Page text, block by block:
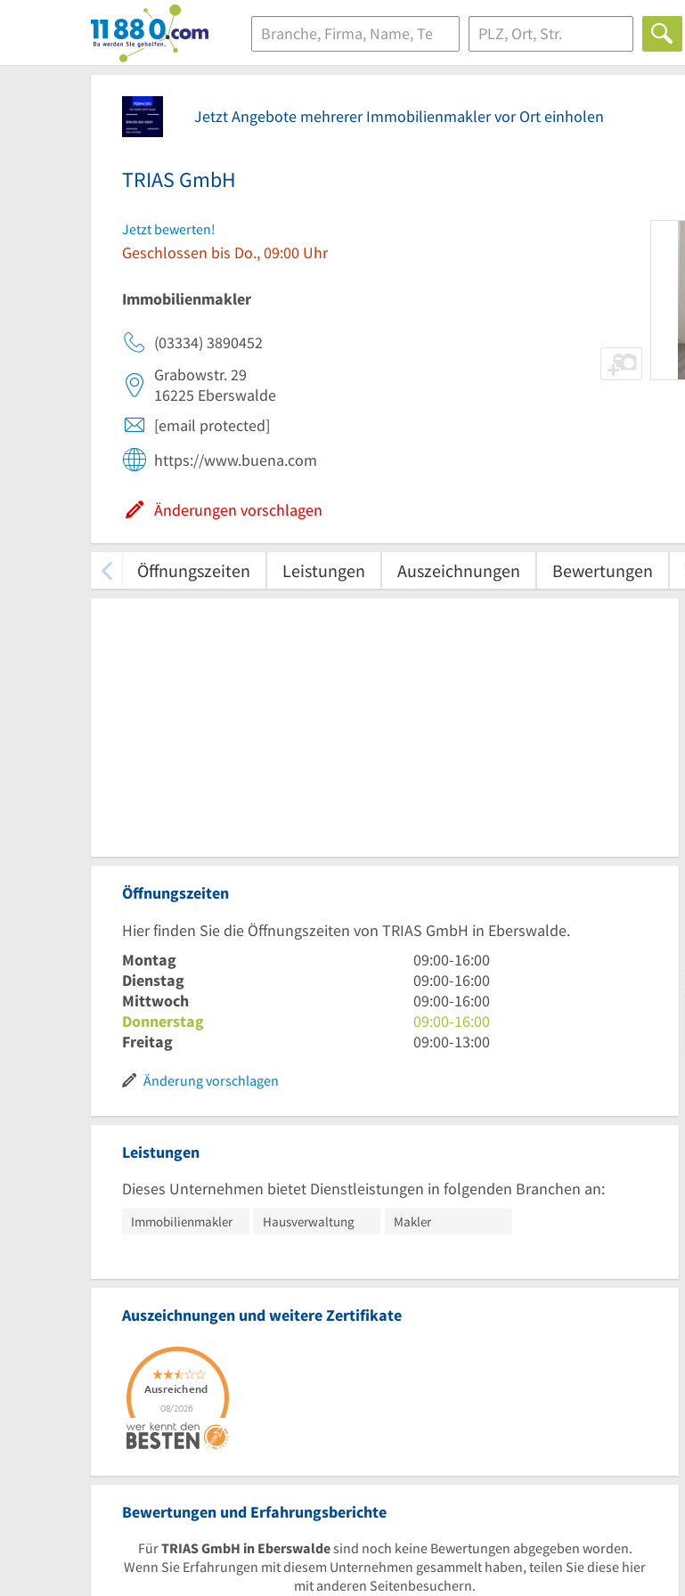
11880.com
Jetzt Angebote mehrerer Immobilienmakler vor Ort einholen
TRIAS GmbH
Jetzt bewerten!
Geschlossen bis Do., 09:00 Uhr
Immobilienmakler
(03334) 3890452
Grabowstr. 29
16225 Eberswalde
[email protected]
https://www.buena.com
Änderungen vorschlagen
Öffnungszeiten Leistungen Auszeichnungen Bewertungen
Öffnungszeiten
Hier finden Sie die Öffnungszeiten von TRIAS GmbH in Eberswalde.
Montag
9
Uhr
bis
16
Uhr
09:00-16:00
Dienstag
9
Uhr
bis
16
09:00-16:00
Mittwoch
9
Uhr
bis
09:00-16:00
Donnerstag
9
Uhr
09:00-16:00
Freitag
9
Uhr
09:00-13:00
Änderung vorschlagen
Leistungen
Dieses Unternehmen bietet Dienstleistungen in folgenden Branchen an:
Immobilienmakler Hausverwaltung Makler
Auszeichnungen und weitere Zertifikate
Bewertungen und Erfahrungsberichte
FürTRIAS GmbH in Eberswaldesind noch keine Bewertungen abgegeben worden.
Wenn Sie Erfahrungen mit diesem Unternehmen gesammelt haben, teilen Sie diese hier
mit anderen Seitenbesuchern.